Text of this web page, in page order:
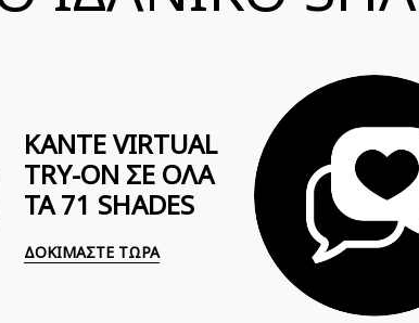
ΚΑΝΤΕ VIRTUAL
TRY-ON ΣΕ ΟΛΑ
ΤΑ 71 SHADES
ΔΟΚΙΜΑΣΤΕ ΤΩΡΑ